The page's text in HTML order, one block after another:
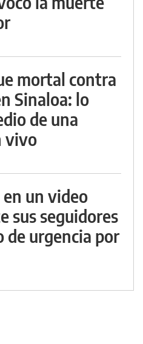
mortal contra
Sinaloa: lo
de una
vivo
un video
sus seguidores
de urgencia por